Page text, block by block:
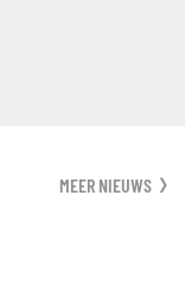
MEER NIEUWS